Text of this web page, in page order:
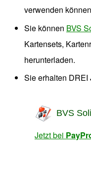
verwenden
Sie können BVS
Kartensets,
herunterladen.
Sie erhalten
BVS
Jetzt bei